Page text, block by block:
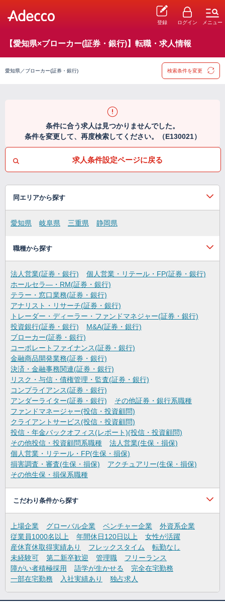
登録 ログイン メニュー
【愛知県×ブローカー(証券・銀行)】転職・求人情報
愛知県／ブローカー(証券・銀行) 検索条件を変更
条件に合う求人は見つかりませんでした。
条件を変更して、再度検索してください。（E130021）
求人条件設定ページに戻る
同エリアから探す
愛知県 岐阜県 三重県 静岡県
職種から探す
法人営業(証券・銀行)
個人営業・リテール・FP(証券・銀行)
ホールセラ―・RM(証券・銀行)
テラー・窓口業務(証券・銀行)
アナリスト・リサーチ(証券・銀行)
トレーダー・ディーラー・ファンドマネジャー(証券・銀行)
投資銀行(証券・銀行)
M&A(証券・銀行)
ブローカー(証券・銀行)
コーポレートファイナンス(証券・銀行)
金融商品開発業務(証券・銀行)
決済・金融事務関連(証券・銀行)
リスク・与信・債権管理・監査(証券・銀行)
コンプライアンス(証券・銀行)
アンダーライター(証券・銀行)
その他証券・銀行系職種
ファンドマネージャー(投信・投資顧問)
クライアントサービス(投信・投資顧問)
投信・年金バックオフィス(レポート)(投信・投資顧問)
その他投信・投資顧問系職種
法人営業(生保・損保)
個人営業・リテール・FP(生保・損保)
損害調査・審査(生保・損保)
アクチュアリー(生保・損保)
その他生保・損保系職種
こだわり条件から探す
上場企業 グローバル企業 ベンチャー企業
外資系企業
従業員1000名以上
年間休日120日以上
女性が活躍
産休育休取得実績あり
フレックスタイム
転勤なし
未経験可
第二新卒歓迎 管理職
フリーランス
障がい者積極採用
語学が生かせる
完全在宅勤務
一部在宅勤務
入社実績あり 独占求人